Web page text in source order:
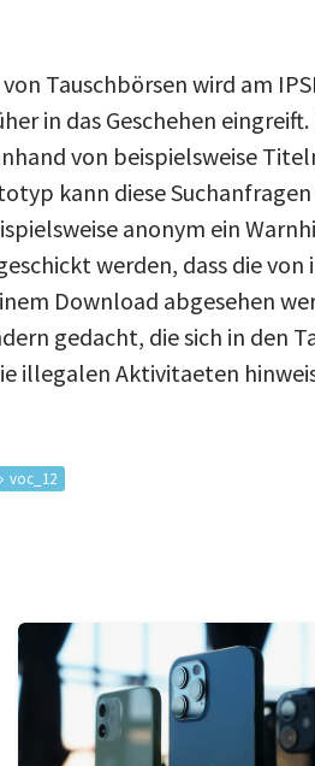
Tauschbörsen wird am
in das Geschehen
von beispielsweise
kann diese Suchanfragen
anonym ein
werden, dass die
Download abgesehen
gedacht, die sich in den
illegalen Aktivitaeten
voc_12